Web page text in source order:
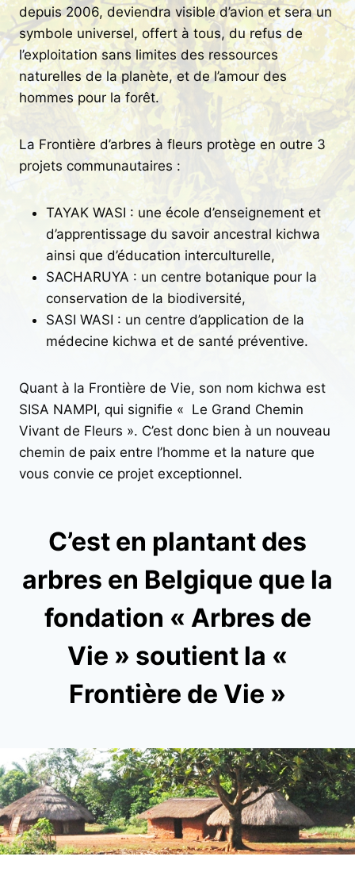
depuis 2006, deviendra visible d’avion et sera un
symbole universel, offert à tous, du refus de
l’exploitation sans limites des ressources
naturelles de la planète, et de l’amour des
hommes pour la forêt.
La Frontière d’arbres à fleurs protège en outre 3
projets communautaires :
TAYAK WASI : une école d’enseignement et
d’apprentissage du savoir ancestral kichwa
ainsi que d’éducation interculturelle,
SACHARUYA : un centre botanique pour la
conservation de la biodiversité,
SASI WASI : un centre d’application de la
médecine kichwa et de santé préventive.
Quant à la Frontière de Vie, son nom kichwa est
SISA NAMPI, qui signifie « Le Grand Chemin
Vivant de Fleurs ». C’est donc bien à un nouveau
chemin de paix entre l’homme et la nature que
vous convie ce projet exceptionnel.
C’est en plantant des
arbres en Belgique que la
fondation « Arbres de
Vie » soutient la «
Frontière de Vie »